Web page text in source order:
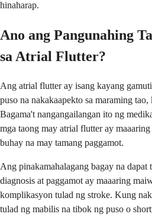
hinaharap.
Ano ang Pangunahing
sa Atrial Flutter?
Ang atrial flutter ay isang kayang
puso na nakakaapekto sa maraming
Bagama't nangangailangan ito ng
mga taong may atrial flutter ay
buhay na may tamang paggamot.
Ang pinakamahalagang bagay na dapat
diagnosis at paggamot ay maaaring
komplikasyon tulad ng stroke. Kung
tulad ng mabilis na tibok ng puso o